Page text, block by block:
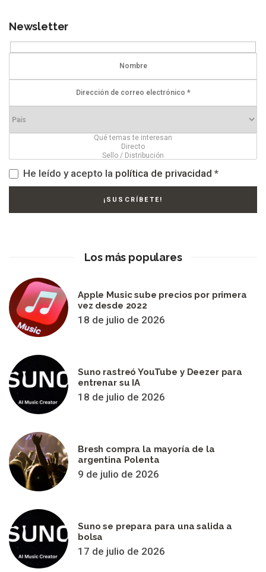
Newsletter
He leído y acepto la política de privacidad *
Los más populares
Apple Music sube precios por primera
vez desde 2022
18 de julio de 2026
Suno rastreó YouTube y Deezer para
entrenar su IA
18 de julio de 2026
Bresh compra la mayoría de la
argentina Polenta
9 de julio de 2026
Suno se prepara para una salida a
bolsa
17 de julio de 2026